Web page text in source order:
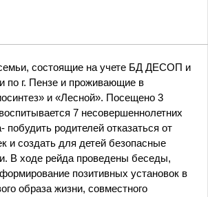
состоящие на учете БД ДЕСОП и
г. Пензе и проживающие в
и «Лесной». Посещено 3
7 несовершеннолетних
побудить родителей отказаться от
и создать для детей безопасные
В ходе рейда проведены беседы,
позитивных установок в
образа жизни, совместного